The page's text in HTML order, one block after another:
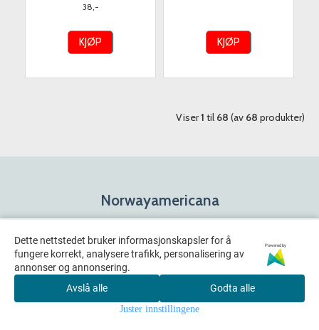
38,-
KJØP KJØP
Viser1 til 68 (av 68 produkter)
Norwayamericana
© 2026 Rosenhoff Dagligvare x Norwayamericana. All Rights
Reserved
Norwayamericana
Dette nettstedet bruker informasjonskapsler for å
fungere korrekt, analysere trafikk, personalisering av
annonser og annonsering.
Powered by
Avslå alle Godta alle
Juster innstillingene